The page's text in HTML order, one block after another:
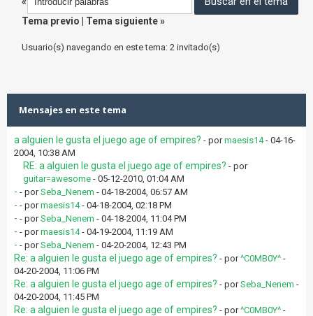
Tema previo
Tema siguiente»
Usuario(s) navegando en este tema: 2 invitado(s)
Mensajes en este tema
a alguien le gusta el juego age of empires? - pormaesis14- 04-16-
2004, 10:38 AM
RE: a alguien le gusta el juego age of empires? - por
guitar=awesome - 05-12-2010, 01:04 AM
- - porSeba_Nenem - 04-18-2004, 06:57 AM
- - pormaesis14- 04-18-2004, 02:18 PM
- - porSeba_Nenem - 04-18-2004, 11:04 PM
- - pormaesis14- 04-19-2004, 11:19 AM
- - porSeba_Nenem - 04-20-2004, 12:43 PM
Re: a alguien le gusta el juego age of empires? - por^C0MB0Y^ -
04-20-2004, 11:06 PM
Re: a alguien le gusta el juego age of empires? - porSeba_Nenem -
04-20-2004, 11:45 PM
Re: a alguien le gusta el juego age of empires? - por^C0MB0Y^ -